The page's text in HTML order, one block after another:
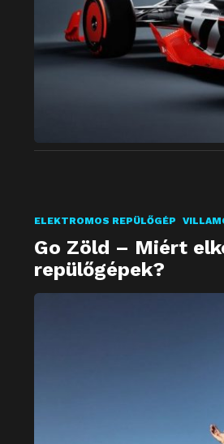
ELEKTROMOS REPÜLŐGÉP
Go Zöld – Miért
repülőgépek?